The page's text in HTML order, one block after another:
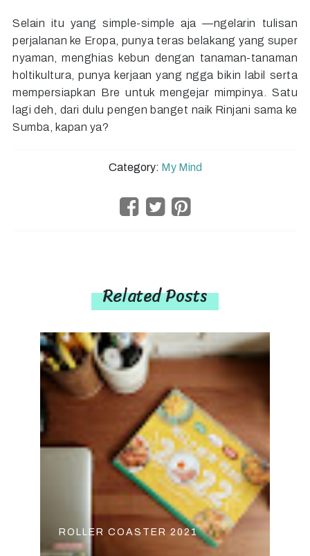
Selain itu yang simple-simple aja —ngelarin tulisan
perjalanan ke Eropa, punya teras belakang yang super
nyaman, menghias kebun dengan tanaman-tanaman
holtikultura, punya kerjaan yang ngga bikin labil serta
mempersiapkan Bre untuk mengejar mimpinya. Satu
lagi deh, dari dulu pengen banget naik Rinjani sama ke
Sumba, kapan ya?
Category: My Mind
Related Posts
ROLLER COASTER 2021